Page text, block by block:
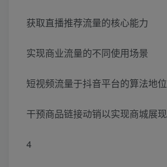
获取直播推荐流量的核心能力
实现商业流量的不同使用场景
短视频流量于抖音平台的算法地位
干预商品链接动销以实现商城展现
4